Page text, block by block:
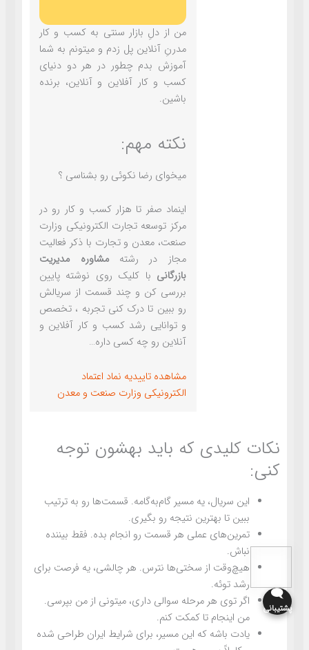
من از دلِ بازار سنتی به کسب و کار
مدرنِ آنلاین پل زدم و میتونم به شما
آموزش بدم چطور در هر دو دنیای
کسب و کار آفلاین و آنلاین، برنده
باشین.
نکته مهم:
میخوای رضا نکوئی رو بشناسی ؟
اینماد صفر تا هزار کسب و کار رو در
مركز توسعه تجارت الكترونیكی وزارت
صنعت، معدن و تجارت با ذکر فعالیت
مجاز در رشتهمشاوره مدیریت
بازرگانی با کلیک روی نوشته پایین
بررسی کن و چند قسمت از سریالش
رو ببین تا درک کنی تجربه ، تخصص
و توانایی رشد کسب و کار آفلاین و
آنلاین رو چه کسی داره…
مشاهده تاییدیه نماد اعتماد
الکترونیکی وزارت صنعت و معدن
نکات کلیدی که باید بهشون توجه
کنی:
این سریال، یه مسیر گام‌به‌گامه. قسمت‌ها رو به ترتیب
ببین تا بهترین نتیجه رو بگیری.
تمرین‌های عملی هر قسمت رو انجام بده. فقط بیننده
نباش.
هیچ‌وقت از سختی‌ها نترس. هر چالشی، یه فرصت برای
رشد توئه.
اگر توی هر مرحله سوالی داری، میتونی از من بپرسی.
من اینجام تا کمکت کنم.
یادت باشه که این مسیر، برای شرایط ایران طراحی شده
🗨️
پشتیبانی